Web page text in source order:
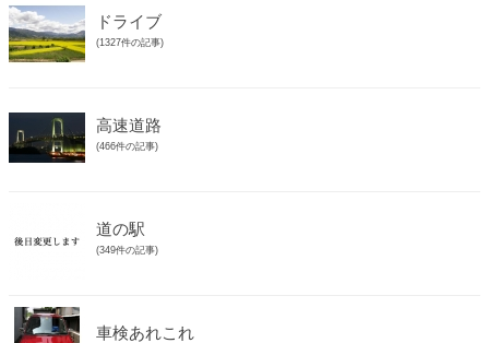
ドライブ
(1327件の記事)
高速道路
(466件の記事)
道の駅
(349件の記事)
車検あれこれ